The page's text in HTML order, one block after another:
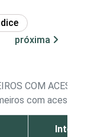
próxima
COM ACESSO
com acesso a